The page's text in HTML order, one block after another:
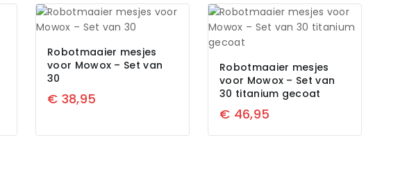
Robotmaaier mesjes
voor Mowox – Set van
30
€ 38,95
Robotmaaier mesjes
voor Mowox – Set van
30 titanium gecoat
€ 46,95